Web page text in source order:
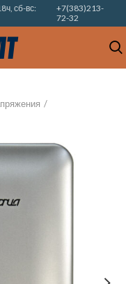
сб-вс:
+7(383)213-
72-32